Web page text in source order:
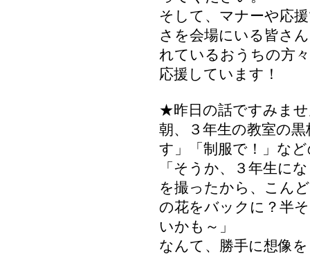
そして、マナーや応
さを会場にいる皆さ
れているおうちの方
応援しています！
★昨日の話ですみま
朝、３年生の教室の
す」「制服で！」な
「そうか、３年生に
を撮ったから、こん
の花をバックに？半
いかも～」
なんて、勝手に想像